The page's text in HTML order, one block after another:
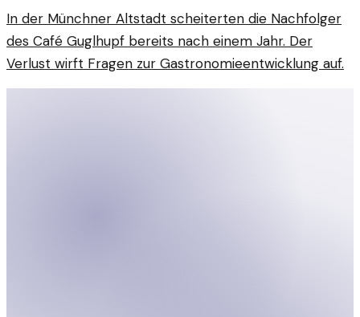
In der Münchner Altstadt scheiterten die Nachfolger
des Café Guglhupf bereits nach einem Jahr. Der
Verlust wirft Fragen zur Gastronomieentwicklung auf.